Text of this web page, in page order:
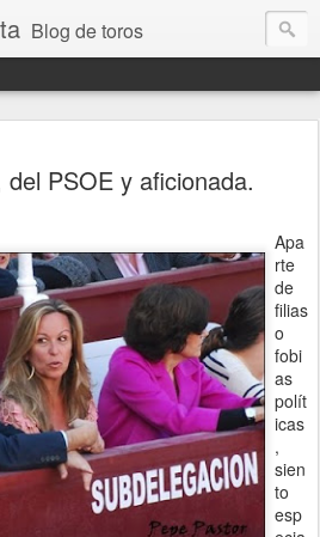
Blog de toros
del PSOE y aficionada.
Apa
rte
de
filias
o
fobi
as
polít
icas
,
sien
to
esp